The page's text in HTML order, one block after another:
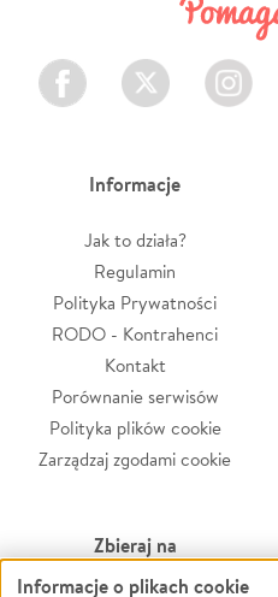
Facebook Twitter Instagram
Informacje
Jak to działa?
Regulamin
Polityka Prywatności
RODO - Kontrahenci
Kontakt
Porównanie serwisów
Polityka plików cookie
Zarządzaj zgodami cookie
Zbieraj na
Informacje o plikach cookie